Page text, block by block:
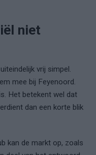
niet
vrij simpel.
mee bij Feyenoord.
Het betekent wel dat
dan een korte blik
kan de markt op, zoals